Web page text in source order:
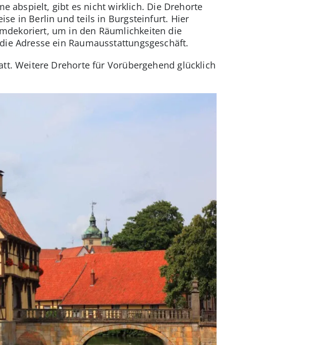
abspielt, gibt es nicht wirklich. Die Drehorte
in Berlin und teils in Burgsteinfurt. Hier
um in den Räumlichkeiten die
Adresse ein Raumausstattungsgeschäft.
Weitere Drehorte für Vorübergehend glücklich